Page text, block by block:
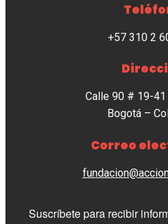
+57 310 2
Calle 90 # 19-41
Bogotá –
Correo